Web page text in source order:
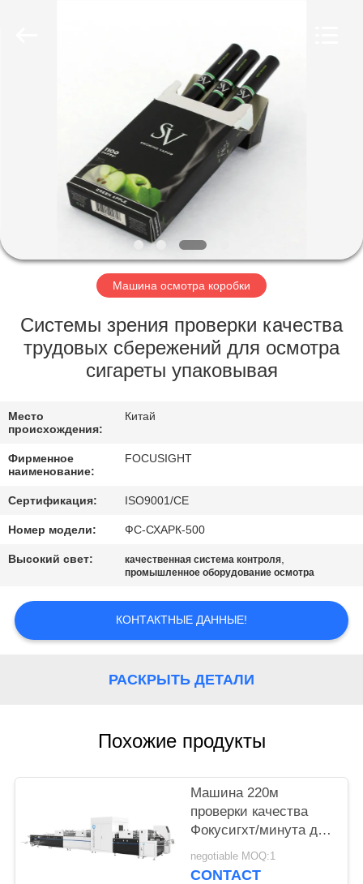
ПРОДУКТЫ
ПУТЕШЕСТВИЕ
ФАБРИКИ
ПРОВЕРКА
КАЧЕСТВА
СВЯЖИТЕСЬ
МЫ
НОВОСТИ
СПРОСИТЕ
КАРТА
Машина осмотра коробки
Системы зрения проверки качества
трудовых сбережений для осмотра
сигареты упаковывая
Место
происхождения:
Китай
Фирменное
наименование:
FOCUSIGHT
Сертификация: ISO9001/CE
Номер модели: ФС-СХАРК-500
Высокий свет: качественная система контроля,
промышленное оборудование осмотра
КОНТАКТНЫЕ ДАННЫЕ!
РАСКРЫТЬ ДЕТАЛИ
Похожие продукты
Машина 220м
проверки качества
Фокусигхт/минута для
коробок складчатости
до 1100мм
negotiable MOQ:1
CONTACT